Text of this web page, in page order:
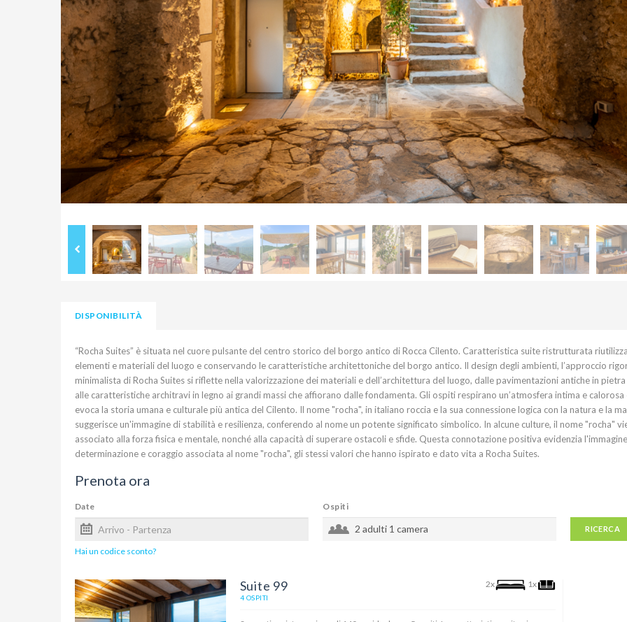
DISPONIBILITÀ
“Rocha Suites” è situata nel cuore pulsante del centro storico del borgo antico di Rocca Cilento. Caratteristica suite ristrutturata
elementi e materiali del luogo e conservando le caratteristiche architettoniche del borgo antico. Il design degli ambienti, l’approccio
minimalista di Rocha Suites si riflette nella valorizzazione dei materiali e dell’architettura del luogo, dalle pavimentazioni antiche in
alle caratteristiche architravi in legno ai grandi massi che affiorano dalle fondamenta. Gli ospiti respirano un’atmosfera intima e calorosa
evoca la storia umana e culturale più antica del Cilento. Il nome "rocha", in italiano roccia e la sua connessione logica con la natura e la
suggerisce un'immagine di stabilità e resilienza, conferendo al nome un potente significato simbolico. In alcune culture, il nome "rocha"
associato alla forza fisica e mentale, nonché alla capacità di superare ostacoli e sfide. Questa connotazione positiva evidenzia
determinazione e coraggio associata al nome "rocha", gli stessi valori che hanno ispirato e dato vita a Rocha Suites.
Prenota ora
Date Ospiti
2 adulti 1 camera RICERCA
Hai un codice sconto?
Suite 99 2x 1x
4 OSPITI